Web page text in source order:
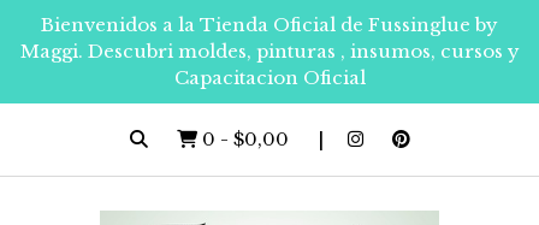
Bienvenidos a la Tienda Oficial de Fussinglue by
Maggi. Descubri moldes, pinturas , insumos, cursos y
Capacitacion Oficial
0 - $0,00